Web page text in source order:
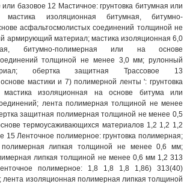
базовое 12 Мастичное: грунтовка битумная или
мастика изоляционная битумная, битумно-
асфальтосмолистых соединений толщиной не
армирующий материал; мастика изоляционная 6,0
битумно-полимерная или на основе
толщиной не менее 3,0 мм; рулонный
обертка защитная Трассовое 13
мастики и 7) полимерной ленты ': грунтовка
мастика изоляционная на основе битума или
лента полимерная толщиной не менее
защитная полимерная толщиной не менее 0,5
термоусаживающихся материалов 1,2 1,2 1,2
15 Ленточное полимерное: грунтовка полимерная;
полимерная липкая толщиной не менее 0,6 мм;
липкая толщиной не менее 0,6 мм 1,2 313
полимерное: 1,8 1,8 1,8 1,86) 313(40)
лента изоляционная полимерная липкая толщиной